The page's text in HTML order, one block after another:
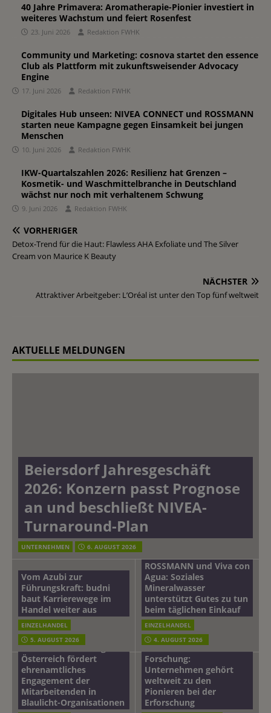
40 Jahre Primavera: Aromatherapie-Pionier investiert in
weiteres Wachstum und feiert Rosenfest
23. Juni 2026 Redaktion FWHK
Community und Marketing: cosnova startet den essence
Club als Plattform mit zukunftsweisender Advocacy
Engine
17. Juni 2026 Redaktion FWHK
Digitales Hub unseen: NIVEA CONNECT und ROSSMANN
starten neue Kampagne gegen Einsamkeit bei jungen
Menschen
10. Juni 2026 Redaktion FWHK
IKW-Quartalszahlen 2026: Resilienz hat Grenzen –
Kosmetik- und Waschmittelbranche in Deutschland
wächst nur noch mit verhaltenem Schwung
9. Juni 2026 Redaktion FWHK
VORHERIGER
Detox-Trend für die Haut: Flawless AHA Exfoliate und The Silver
Cream von Maurice K Beauty
NÄCHSTER
Attraktiver Arbeitgeber: L’Oréal ist unter den Top fünf weltweit
AKTUELLE MELDUNGEN
Beiersdorf Jahresgeschäft
2026: Konzern passt Prognose
an und beschließt NIVEA-
Turnaround-Plan
UNTERNEHMEN 6. AUGUST 2026
Vom Azubi zur
Führungskraft: budni
baut Karrierewege im
Handel weiter aus
EINZELHANDEL
5. AUGUST 2026
ROSSMANN und Viva con
Agua: Soziales
Mineralwasser
unterstützt Gutes zu tun
beim täglichen Einkauf
EINZELHANDEL
4. AUGUST 2026
mehr vom leben tag: dm
Österreich fördert
ehrenamtliches
Engagement der
Mitarbeitenden in
Blaulicht-Organisationen
Beiersdorf
Hautmikrobiom-
Forschung:
Unternehmen gehört
weltweit zu den
Pionieren bei der
Erforschung